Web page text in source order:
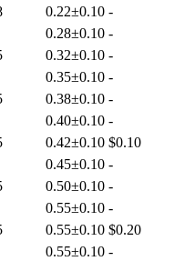
0.22±0.10 -
0.28±0.10 -
0.32±0.10 -
0.35±0.10 -
0.38±0.10 -
0.40±0.10 -
0.42±0.10 $0.10
0.45±0.10 -
0.50±0.10 -
0.55±0.10 -
0.55±0.10 $0.20
0.55±0.10 -